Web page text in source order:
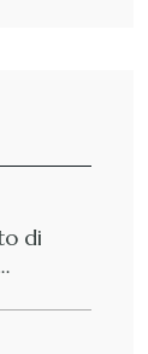
di